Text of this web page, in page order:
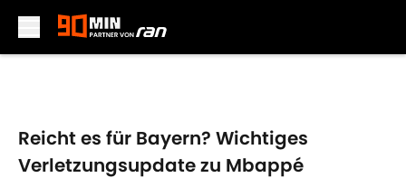
Reicht es für Bayern? Wichtiges
Verletzungsupdate zu Mbappé